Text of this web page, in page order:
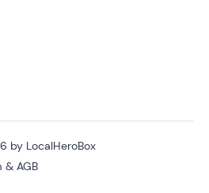
by LocalHeroBox
& AGB